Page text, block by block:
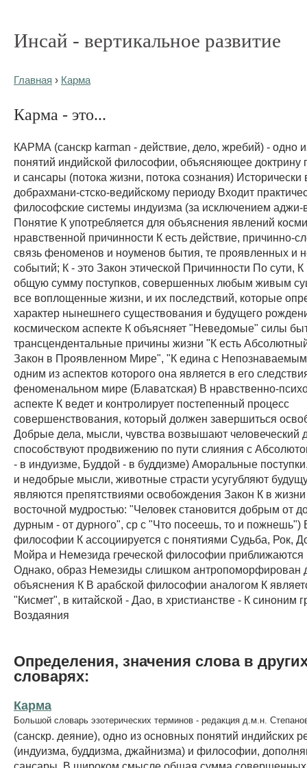
Инсай - вертикальное развитие
Главная › Карма
Карма - это...
КАРМА (санскр karman - действие, дело, жребий) - одно
понятий индийской философии, объясняющее доктрину
и сансары (потока жизни, потока сознания) Исторически
добрахмани-стско-ведийскому периоду Входит
философские системы индуизма (за исключением аджи-
Понятие К употребляется для объяснения явлений
нравственной причинности К есть действие, причинно-
связь феноменов и ноуменов бытия, те проявленных и
событий; К - это Закон этической Причинности По сути,
общую сумму поступков, совершенных любым живым
все воплощенные жизни, и их последствий, которые
характер нынешнего существования и будущего
космическом аспекте К объясняет "Неведомые" силы
трансцендентальные причины жизни "К есть
Закон в Проявленном Мире", "К едина с
одним из аспектов которого она является в его
феноменальном мире (Блаватская) В нравственно-
аспекте К ведет и контролирует постепенный процесс
совершенствования, который должен завершиться
Добрые дела, мысли, чувства возвышают человеческий
способствуют продвижению по пути слияния с
- в индуизме, Буддой - в буддизме) Аморальные
и недобрые мысли, животные страсти усугубляют
являются препятствиями освобождения Закон К в
восточной мудростью: "Человек становится добрым от
дурным - от дурного", ср с "Что посеешь, то и пожнешь")
философии К ассоциируется с понятиями Судьба, Рок,
Мойра и Немезида греческой философии приближаются
Однако, образ Немезиды слишком антропоморфирован
объяснения К В арабской философии аналогом К
"Кисмет", в китайской - Дао, в христианстве - К синоним
Воздаяния
Определения, значения слова в
словарях:
Карма
Большой словарь эзотерических терминов - редакция д.м.н.
(санскр. деяние), одно из основных понятий индийских
(индуизма, буддизма, джайнизма) и философии,